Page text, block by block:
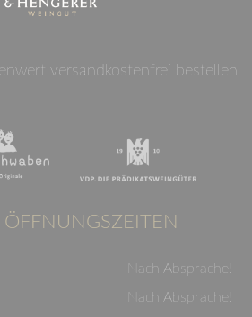
versandkostenfrei bestellen
ÖFFNUNGSZEITEN
Nach Absprache!
Nach Absprache!